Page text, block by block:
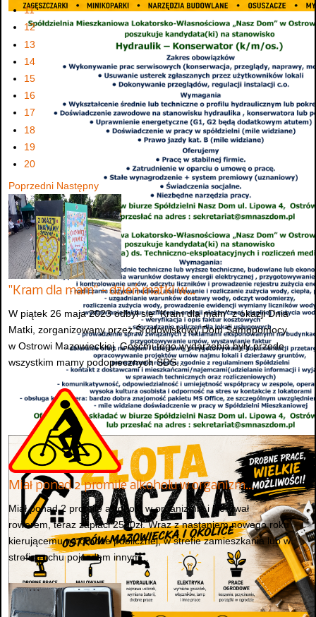
11
12
13
14
15
16
17
18
19
20
Poprzedni Następny
"Kram dla mam" - dzień matki w…
W piątek 26 maja 2023 odbył się "Kram dla mam" z okazji Dnia
Matki, zorganizowany przez Środowiskowy Dom Samopomocy
w Ostrowi Mazowieckiej. Gośćmi tego wydarzenia były przede
wszystkim mamy podopiecznych ŚDS...
Miał ponad 2 promile alkoholu w organizm…
Miał ponad 2 promile alkoholu w organizmie i kierował
rowerem, teraz zapłaci 2500zł. Wraz z nastaniem nowego roku
kierującemu na drodze publicznej, w strefie zamieszkania lub w
strefie ruchu pojazdem innym...